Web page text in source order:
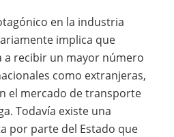
en la industria
implica que
a recibir un mayor número
como extranjeras,
el mercado de transporte
Todavía existe una
por parte del Estado que